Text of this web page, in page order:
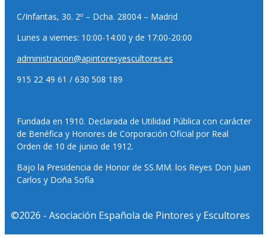
C/Infantas, 30. 2º – Dcha. 28004 – Madrid
Lunes a viernes: 10:00-14:00 y de 17:00-20:00
administracion@apintoresyescultores.es
915 22 49 61 / 630 508 189
Fundada en 1910. Declarada de Utilidad Pública con carácter
de Benéfica y Honores de Corporación Oficial por Real
Orden de 10 de junio de 1912.
Bajo la Presidencia de Honor de SS.MM. los Reyes Don Juan
Carlos y Doña Sofía
©2026 - Asociación Española de Pintores y Escultores